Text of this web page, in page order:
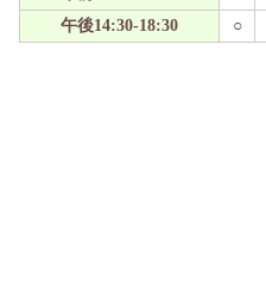
午後14:30-18:30
○